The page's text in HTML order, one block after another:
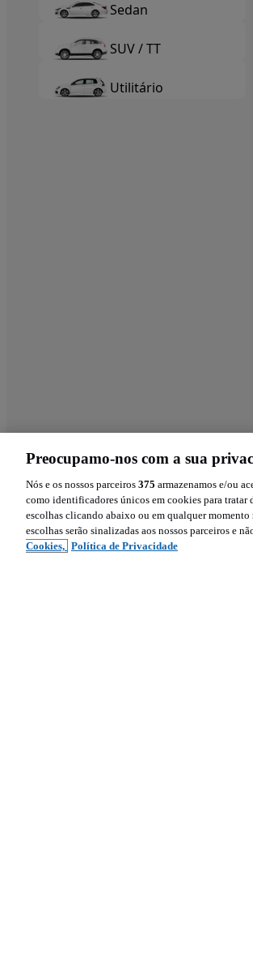
Sedan
SUV / TT
Utilitário
Preocupamo-nos com a sua
Nós e os nossos parceiros 375 armazenamos e/ou
como identificadores únicos em cookies para tratar
escolhas clicando abaixo ou em qualquer
escolhas serão sinalizadas aos nossos parceiros e
Cookies, Política de Privacidade